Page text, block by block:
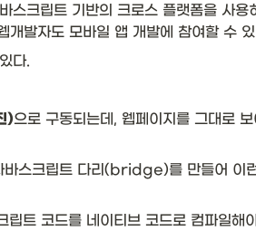
립트 기반의 크로스 플랫폼을 사용
개발자도 모바일 앱 개발에 참여할 수
다.
)으로 구동되는데, 웹페이지를 그대로
바스크립트 다리(bridge)를 만들어
립트 코드를 네이티브 코드로 컴파일해